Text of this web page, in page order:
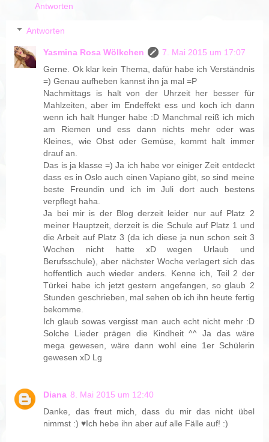
Antworten
Antworten
Yasmina Rosa Wölkchen
7. Mai 2015 um 17:07
Gerne. Ok klar kein Thema, dafür habe ich Verständnis
=) Genau aufheben kannst ihn ja mal =P
Nachmittags is halt von der Uhrzeit her besser für
Mahlzeiten, aber im Endeffekt ess und koch ich dann
wenn ich halt Hunger habe :D Manchmal reiß ich mich
am Riemen und ess dann nichts mehr oder was
Kleines, wie Obst oder Gemüse, kommt halt immer
drauf an.
Das is ja klasse =) Ja ich habe vor einiger Zeit entdeckt
dass es in Oslo auch einen Vapiano gibt, so sind meine
beste Freundin und ich im Juli dort auch bestens
verpflegt haha.
Ja bei mir is der Blog derzeit leider nur auf Platz 2
meiner Hauptzeit, derzeit is die Schule auf Platz 1 und
die Arbeit auf Platz 3 (da ich diese ja nun schon seit 3
Wochen nicht hatte xD wegen Urlaub und
Berufsschule), aber nächster Woche verlagert sich das
hoffentlich auch wieder anders. Kenne ich, Teil 2 der
Türkei habe ich jetzt gestern angefangen, so glaub 2
Stunden geschrieben, mal sehen ob ich ihn heute fertig
bekomme.
Ich glaub sowas vergisst man auch echt nicht mehr :D
Solche Lieder prägen die Kindheit ^^ Ja das wäre
mega gewesen, wäre dann wohl eine 1er Schülerin
gewesen xD Lg
Diana 8. Mai 2015 um 12:40
Danke, das freut mich, dass du mir das nicht übel
nimmst :) ♥Ich hebe ihn aber auf alle Fälle auf! :)